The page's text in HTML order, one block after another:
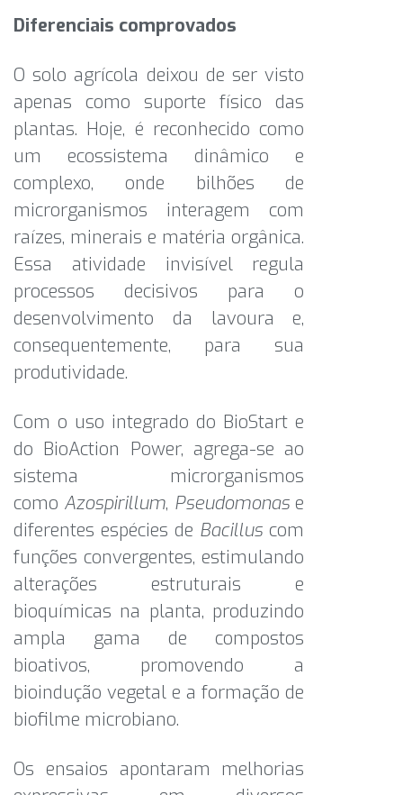
Diferenciais comprovados
O solo agrícola deixou de ser visto
apenas como suporte físico das
plantas. Hoje, é reconhecido como
um ecossistema dinâmico e
complexo, onde bilhões de
microrganismos interagem com
raízes, minerais e matéria orgânica.
Essa atividade invisível regula
processos decisivos para o
desenvolvimento da lavoura e,
consequentemente, para sua
produtividade.
Com o uso integrado do BioStart e
do BioAction Power, agrega-se ao
sistema microrganismos
como Azospirillum, Pseudomonase
diferentes espécies de Bacillus com
funções convergentes, estimulando
alterações estruturais e
bioquímicas na planta, produzindo
ampla gama de compostos
bioativos, promovendo a
bioindução vegetal e a formação de
biofilme microbiano.
Os ensaios apontaram melhorias